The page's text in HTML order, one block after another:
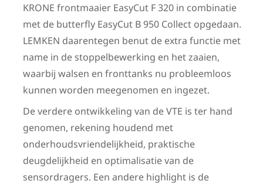
KRONE frontmaaier EasyCut F 320 in combinatie
met de butterfly EasyCut B 950 Collect opgedaan.
LEMKEN daarentegen benut de extra functie met
name in de stoppel­bewerking en het zaaien,
waarbij walsen en fronttanks nu probleemloos
kunnen worden meegenomen en ingezet.
De verdere ontwikkeling van de VTE is ter hand
genomen, rekening houdend met
onderhoudsvriendelijkheid, praktische
deugdelijkheid en optimalisatie van de
sensordragers. Een andere highlight is de